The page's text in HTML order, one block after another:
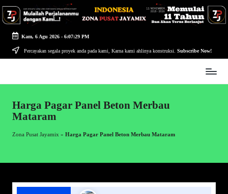
Skip
content
Kam, 6 Agu 2026- 6:07:30 PM
Percayakan segala proyek anda pada kami, Karna kami ahlinya konstruksi. Subscribe Now!
-
Ahlinya
Konstruksi
Harga Pagar Panel Beton Merbau
Mataram
Zona Pusat Jayamix » Harga Pagar Panel Beton Merbau Mataram